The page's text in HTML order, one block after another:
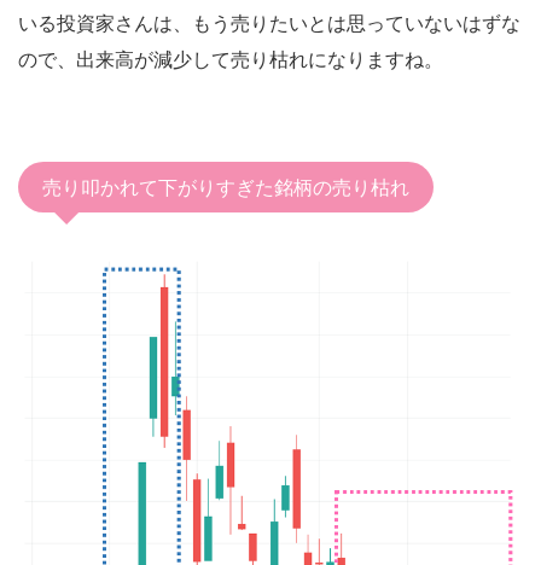
いる投資家さんは、もう売りたいとは思っていないはずな
ので、出来高が減少して売り枯れになりますね。
売り叩かれて下がりすぎた銘柄の売り枯れ